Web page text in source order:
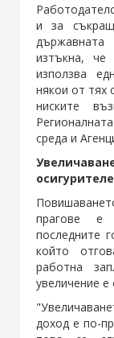
и за
изтъкна, че
използва
някои от тях
ниските
среда и
прагове е
последните
който
работна
увеличение е
доход е по-